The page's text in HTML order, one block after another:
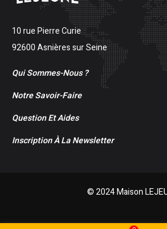
10 rue Pierre Curie
92600 Asnières sur Seine
Qui Sommes-Nous ?
Notre Savoir-Faire
Question Et Aides
Inscription À La Newsletter
© 2024 Maison